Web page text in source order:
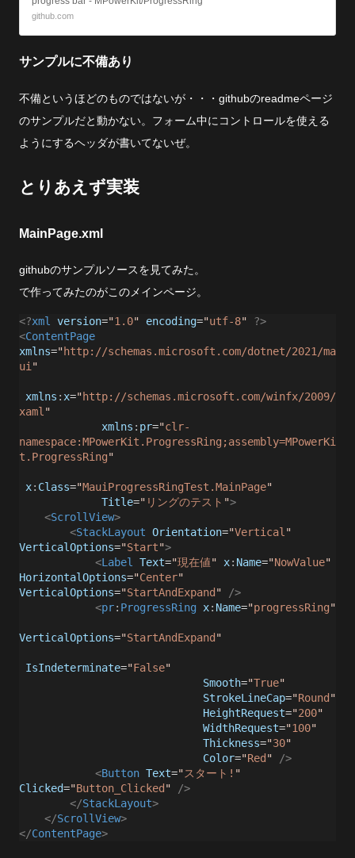
github.com
サンプルに不備あり
不備というほどのものではないが・・・githubのreadmeページ
のサンプルだと動かない。フォーム中にコントロールを使える
ようにするヘッダが書いてないぜ。
とりあえず実装
MainPage.xml
githubのサンプルソースを見てみた。
で作ってみたのがこのメインページ。
<?xml version="1.0" encoding="utf-8"
?>
<ContentPage
xmlns="http://schemas.microsoft.com/dotnet/2021/ma
ui "
xmlns : x="http://schemas.microsoft.com/winfx/2009/
xaml "
xmlns : pr="clr-
namespace:MPowerKit.ProgressRing;assembly=MPowerKi
t.ProgressRing"
x: Class="MauiProgressRingTest.MainPage"
Title=" リングのテスト ">
<ScrollView>
<StackLayout Orientation="Vertical "
VerticalOptions="Start">
<Label Text="現在値" x: Name="NowValue"
HorizontalOptions="Center"
VerticalOptions="StartAndExpand "
/>
<pr: ProgressRing x: Name="progressRing"
VerticalOptions="StartAndExpand "
IsIndeterminate="False"
Smooth="True"
StrokeLineCap="Round "
HeightRequest="200"
WidthRequest="100"
Thickness="30"
Color="Red "
/>
<Button Text="スタート! "
Clicked="Button_Clicked "
/>
</StackLayout>
</ScrollView>
</ContentPage>